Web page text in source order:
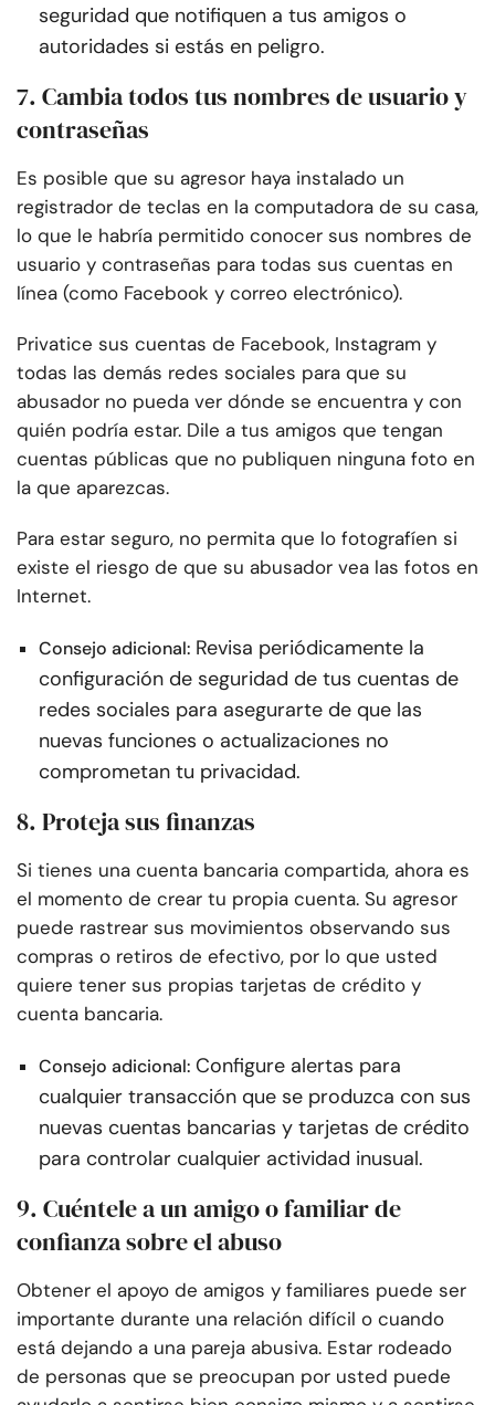
seguridad que notifiquen a tus amigos o
autoridades si estás en peligro.
7. Cambia todos tus nombres de usuario y
contraseñas
Es posible que su agresor haya instalado un
registrador de teclas en la computadora de su casa,
lo que le habría permitido conocer sus nombres de
usuario y contraseñas para todas sus cuentas en
línea (como Facebook y correo electrónico).
Privatice sus cuentas de Facebook, Instagram y
todas las demás redes sociales para que su
abusador no pueda ver dónde se encuentra y con
quién podría estar. Dile a tus amigos que tengan
cuentas públicas que no publiquen ninguna foto en
la que aparezcas.
Para estar seguro, no permita que lo fotografíen si
existe el riesgo de que su abusador vea las fotos en
Internet.
Consejo adicional: Revisa periódicamente la
configuración de seguridad de tus cuentas de
redes sociales para asegurarte de que las
nuevas funciones o actualizaciones no
comprometan tu privacidad.
8. Proteja sus finanzas
Si tienes una cuenta bancaria compartida, ahora es
el momento de crear tu propia cuenta. Su agresor
puede rastrear sus movimientos observando sus
compras o retiros de efectivo, por lo que usted
quiere tener sus propias tarjetas de crédito y
cuenta bancaria.
Consejo adicional: Configure alertas para
cualquier transacción que se produzca con sus
nuevas cuentas bancarias y tarjetas de crédito
para controlar cualquier actividad inusual.
9. Cuéntele a un amigo o familiar de
confianza sobre el abuso
Obtener el apoyo de amigos y familiares puede ser
importante durante una relación difícil o cuando
está dejando a una pareja abusiva. Estar rodeado
de personas que se preocupan por usted puede